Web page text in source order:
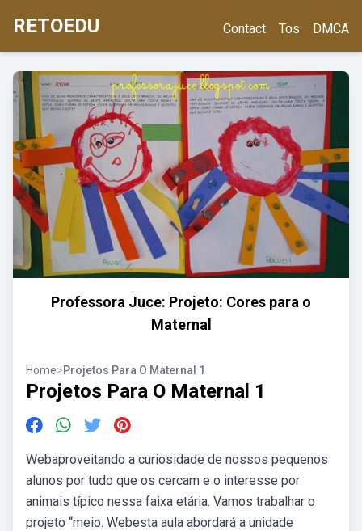
RETOEDU Contact Tos DMCA
Professora Juce: Projeto: Cores para o
Maternal
Home>Projetos Para O Maternal 1
Projetos Para O Maternal 1
Webaproveitando a curiosidade de nossos pequenos
alunos por tudo que os cercam e o interesse por
animais típico nessa faixa etária. Vamos trabalhar o
projeto “meio. Webesta aula abordará a unidade